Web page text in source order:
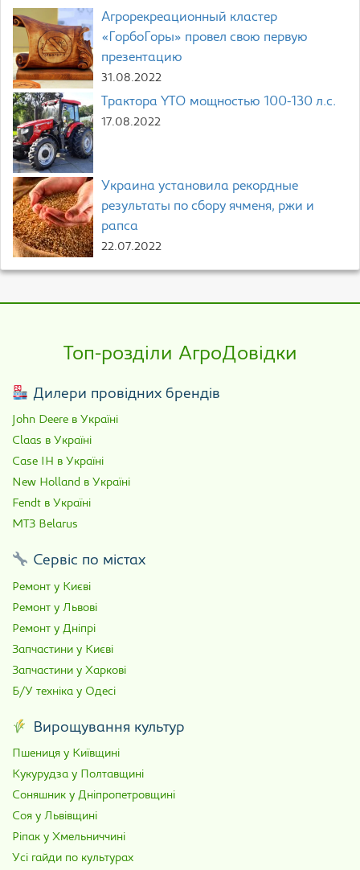
Агрорекреационный кластер
«ГорбоГоры» провел свою первую
презентацию
31.08.2022
Трактора YTO мощностью 100-130 л.с.
17.08.2022
Украина установила рекордные
результаты по сбору ячменя, ржи и
рапса
22.07.2022
Топ-розділи АгроДовідки
Дилери провідних брендів
John Deere в Україні
Claas в Україні
Case IH в Україні
New Holland в Україні
Fendt в Україні
МТЗ Belarus
Сервіс по містах
Ремонт у Києві
Ремонт у Львові
Ремонт у Дніпрі
Запчастини у Києві
Запчастини у Харкові
Б/У техніка у Одесі
Вирощування культур
Пшениця у Київщині
Кукурудза у Полтавщині
Соняшник у Дніпропетровщині
Соя у Львівщині
Ріпак у Хмельниччині
Усі гайди по культурах